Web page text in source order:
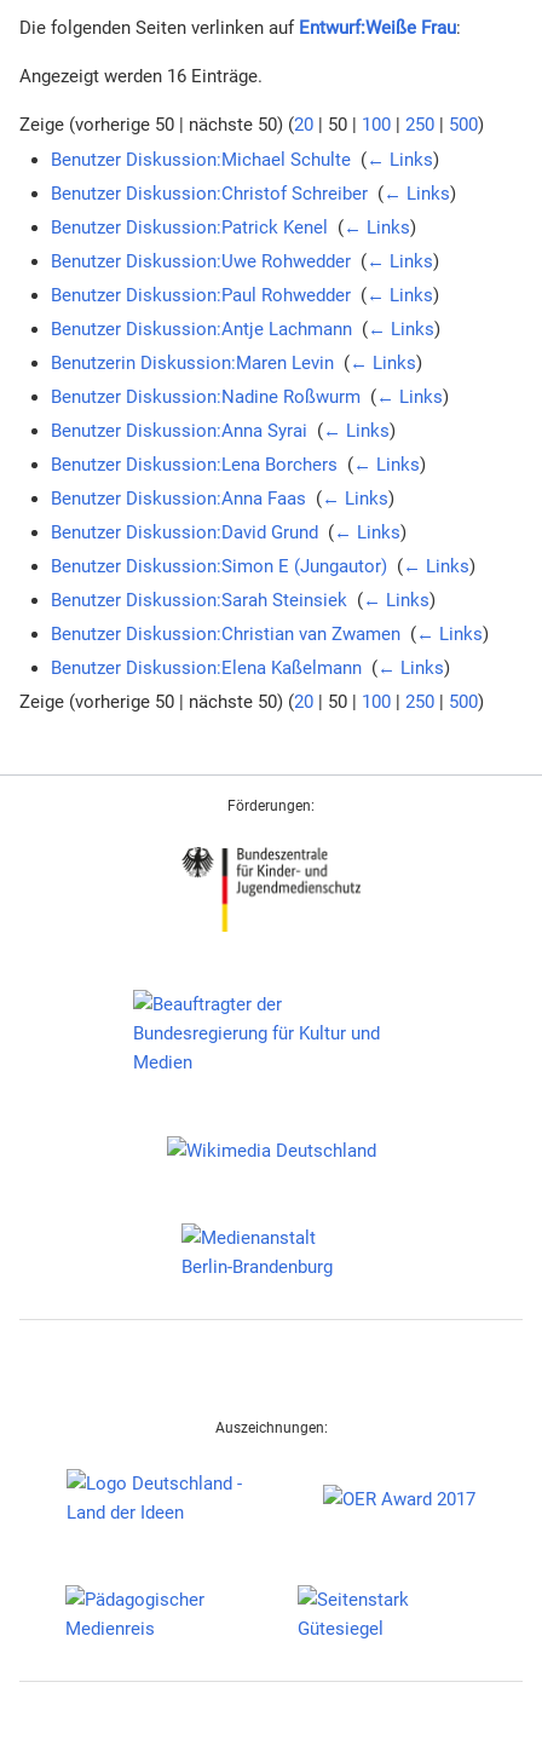
Die folgenden Seiten verlinken auf Entwurf:Weiße Frau:
Angezeigt werden 16 Einträge.
Zeige (vorherige 50 nächste 50) (20 50 100 250 500)
Benutzer Diskussion:Michael Schulte‎ (← Links)
Benutzer Diskussion:Christof Schreiber‎ (← Links)
Benutzer Diskussion:Patrick Kenel
(← Links)
Benutzer Diskussion:Uwe Rohwedder‎ (← Links)
Benutzer Diskussion:Paul Rohwedder‎ (← Links)
Benutzer Diskussion:Antje Lachmann‎ (← Links)
Benutzerin Diskussion:Maren Levin‎ (← Links)
Benutzer Diskussion:Nadine Roßwurm‎ (← Links)
Benutzer Diskussion:Anna Syrai (← Links)
Benutzer Diskussion:Lena Borchers (← Links)
Benutzer Diskussion:Anna Faas (← Links)
Benutzer Diskussion:David Grund‎ (← Links)
Benutzer Diskussion:Simon E (Jungautor)‎ (← Links)
Benutzer Diskussion:Sarah Steinsiek‎ (← Links)
Benutzer Diskussion:Christian van Zwamen‎ (← Links)
Benutzer Diskussion:Elena Kaßelmann‎ (← Links)
Zeige (vorherige 50 | nächste 50) (20 | 50 | 100 | 250 | 500)
Förderungen:
Auszeichnungen: